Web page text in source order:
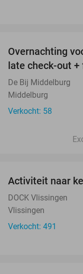
Overnachting
late check-out
De Bij Middelburg
Middelburg
Verkocht: 58
Activiteit naar
DOCK Vlissingen
Vlissingen
Verkocht: 491